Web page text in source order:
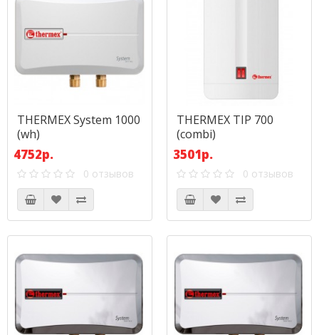
THERMEX System 1000
(wh)
4752р.
0 отзывов
THERMEX TIP 700
(combi)
3501р.
0 отзывов